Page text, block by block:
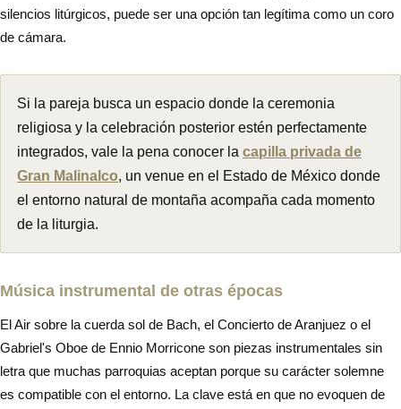
silencios litúrgicos, puede ser una opción tan legítima como un coro
de cámara.
Si la pareja busca un espacio donde la ceremonia
religiosa y la celebración posterior estén perfectamente
integrados, vale la pena conocer la capilla privada de
Gran Malinalco, un venue en el Estado de México donde
el entorno natural de montaña acompaña cada momento
de la liturgia.
Música instrumental de otras épocas
El Air sobre la cuerda sol de Bach, el Concierto de Aranjuez o el
Gabriel's Oboe de Ennio Morricone son piezas instrumentales sin
letra que muchas parroquias aceptan porque su carácter solemne
es compatible con el entorno. La clave está en que no evoquen de